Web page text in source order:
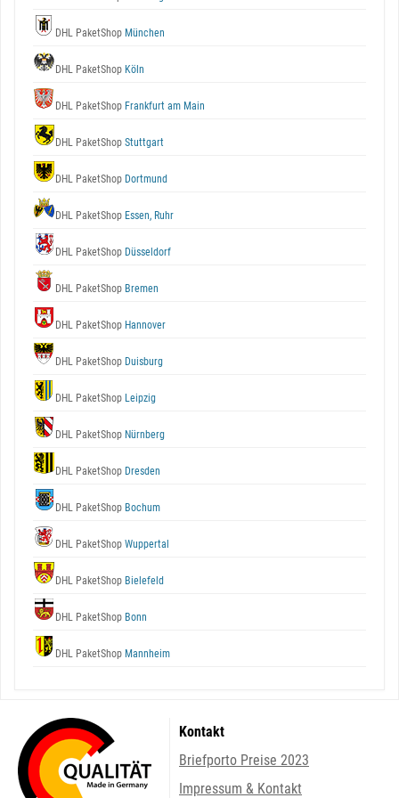
DHL PaketShop München
DHL PaketShop Köln
DHL PaketShop Frankfurt am Main
DHL PaketShop Stuttgart
DHL PaketShop Dortmund
DHL PaketShop Essen, Ruhr
DHL PaketShop Düsseldorf
DHL PaketShop Bremen
DHL PaketShop Hannover
DHL PaketShop Duisburg
DHL PaketShop Leipzig
DHL PaketShop Nürnberg
DHL PaketShop Dresden
DHL PaketShop Bochum
DHL PaketShop Wuppertal
DHL PaketShop Bielefeld
DHL PaketShop Bonn
DHL PaketShop Mannheim
Kontakt
Briefporto Preise 2023
Impressum & Kontakt